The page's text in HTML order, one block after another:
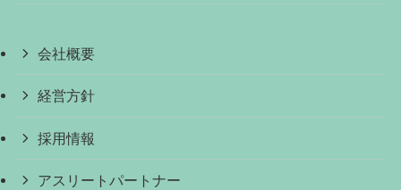
会社概要
経営方針
採用情報
アスリートパートナー